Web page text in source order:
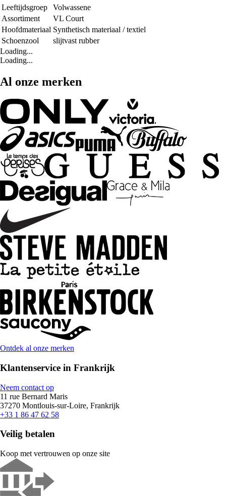
Leeftijdsgroep
Volwassene
Assortiment
VL Court
Hoofdmateriaal Synthetisch materiaal / textiel
Schoenzool
slijtvast rubber
Loading...
Loading...
Al onze merken
Ontdek al onze merken
Klantenservice in Frankrijk
Neem contact op
11 rue Bernard Maris
37270 Montlouis-sur-Loire, Frankrijk
+33 1 86 47 62 58
Veilig betalen
Koop met vertrouwen op onze site